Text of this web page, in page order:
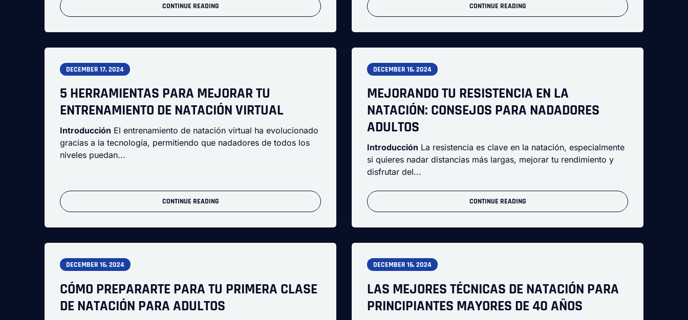
CONTINUE READING CONTINUE READING
DECEMBER 17, 2024
5 HERRAMIENTAS PARA MEJORAR TU
ENTRENAMIENTO DE NATACIÓN VIRTUAL
Introducción El entrenamiento de natación virtual ha evolucionado
gracias a la tecnología, permitiendo que nadadores de todos los
niveles puedan...
CONTINUE READING
DECEMBER 16, 2024
MEJORANDO TU RESISTENCIA EN LA
NATACIÓN: CONSEJOS PARA NADADORES
ADULTOS
Introducción La resistencia es clave en la natación, especialmente
si quieres nadar distancias más largas, mejorar tu rendimiento y
disfrutar del...
CONTINUE READING
DECEMBER 16, 2024
CÓMO PREPARARTE PARA TU PRIMERA CLASE
DE NATACIÓN PARA ADULTOS
DECEMBER 16, 2024
LAS MEJORES TÉCNICAS DE NATACIÓN PARA
PRINCIPIANTES MAYORES DE 40 AÑOS